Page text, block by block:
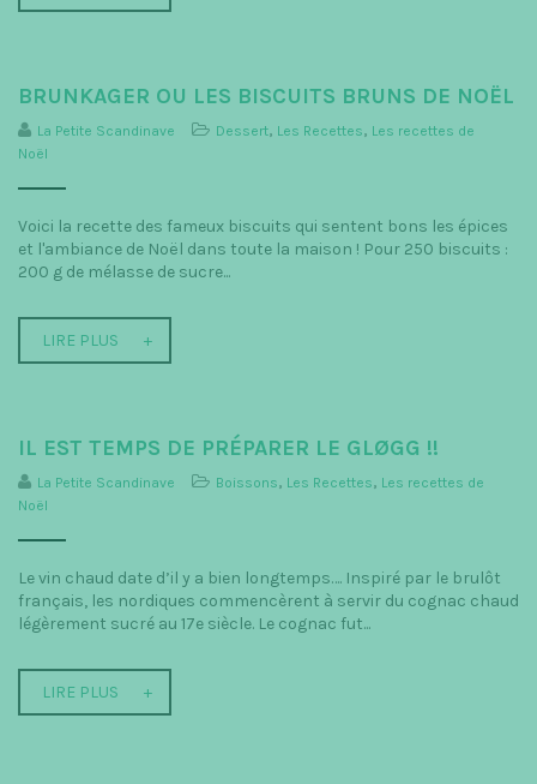
BRUNKAGER OU LES BISCUITS BRUNS DE NOËL
La Petite Scandinave Dessert, Les Recettes, Les recettes de
Noël
Voici la recette des fameux biscuits qui sentent bons les épices
et l'ambiance de Noël dans toute la maison ! Pour 250 biscuits :
200 g de mélasse de sucre...
LIRE PLUS
IL EST TEMPS DE PRÉPARER LE GLØGG !!
La Petite Scandinave Boissons, Les Recettes, Les recettes de
Noël
Le vin chaud date d’il y a bien longtemps…. Inspiré par le brulôt
français, les nordiques commencèrent à servir du cognac chaud
légèrement sucré au 17e siècle. Le cognac fut...
LIRE PLUS